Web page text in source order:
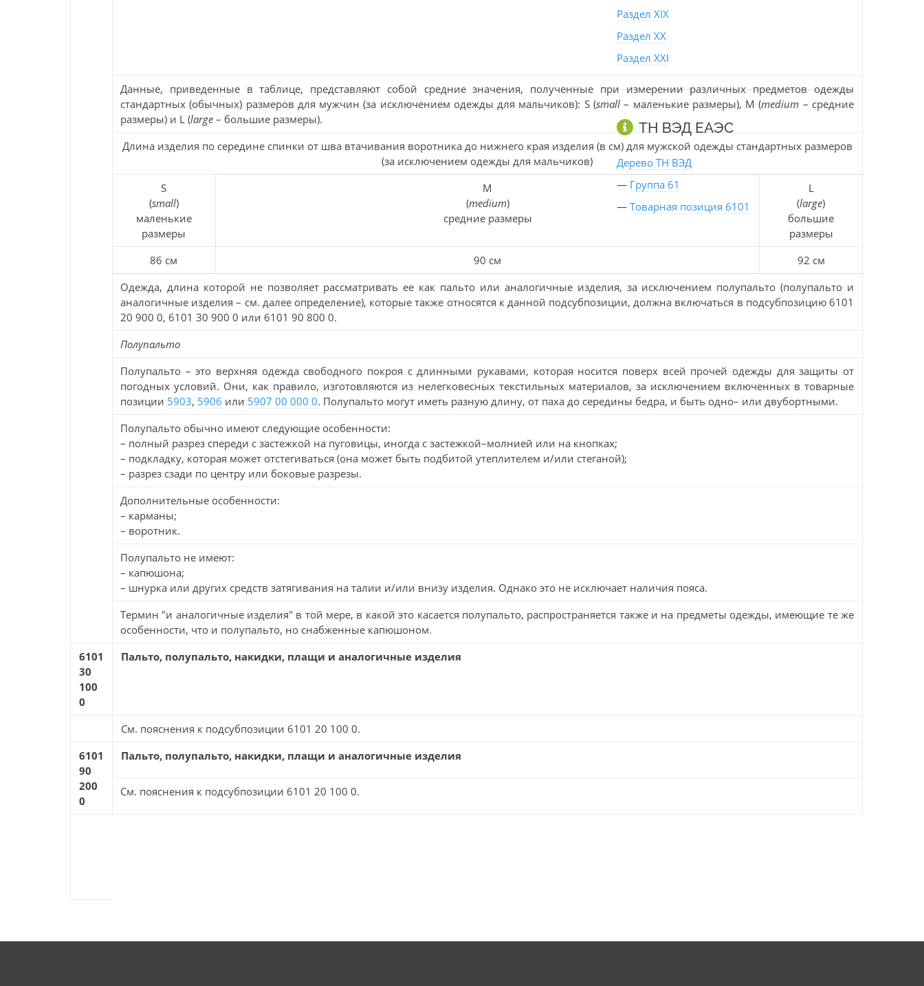
Данные, приведенные в таблице, представляют собой средние значения, полученные при измерении различных предметов одежды
стандартных (обычных) размеров для мужчин (за исключением одежды для мальчиков): S (small – маленькие размеры), M (medium – средние
размеры) и L (large – большие размеры).
Длина изделия по середине спинки от шва втачивания воротника до нижнего края изделия (в см) для мужской одежды стандартных размеров
(за исключением одежды для мальчиков)
S
(small)
маленькие
размеры
M
(medium)
средние размеры
L
(large)
большие
размеры
86 см
90 см
92 см
Одежда, длина которой не позволяет рассматривать ее как пальто или аналогичные изделия, за исключением полупальто (полупальто и
аналогичные изделия – см. далее определение), которые также относятся к данной подсубпозиции, должна включаться в подсубпозицию 6101
20 900 0, 6101 30 900 0 или 6101 90 800 0.
Полупальто
Полупальто – это верхняя одежда свободного покроя с длинными рукавами, которая носится поверх всей прочей одежды для защиты от
погодных условий. Они, как правило, изготовляются из нелегковесных текстильных материалов, за исключением включенных в товарные
позиции 5903, 5906 или 5907 00 000 0. Полупальто могут иметь разную длину, от паха до середины бедра, и быть одно– или двубортными.
Полупальто обычно имеют следующие особенности:
– полный разрез спереди с застежкой на пуговицы, иногда с застежкой–молнией или на кнопках;
– подкладку, которая может отстегиваться (она может быть подбитой утеплителем и/или стеганой);
– разрез сзади по центру или боковые разрезы.
Дополнительные особенности:
– карманы;
– воротник.
Полупальто не имеют:
– капюшона;
– шнурка или других средств затягивания на талии и/или внизу изделия. Однако это не исключает наличия пояса.
Термин "и аналогичные изделия" в той мере, в какой это касается полупальто, распространяется также и на предметы одежды, имеющие те же
особенности, что и полупальто, но снабженные капюшоном.
6101
30
100
0
Пальто, полупальто, накидки, плащи и аналогичные изделия
См. пояснения к подсубпозиции 6101 20 100 0.
6101
90
200
0
Пальто, полупальто, накидки, плащи и аналогичные изделия
См. пояснения к подсубпозиции 6101 20 100 0.
Раздел XIX
Раздел XX
Раздел XXI
ТН ВЭД ЕАЭС
Дерево ТН ВЭД
— Группа 61
— Товарная позиция 6101